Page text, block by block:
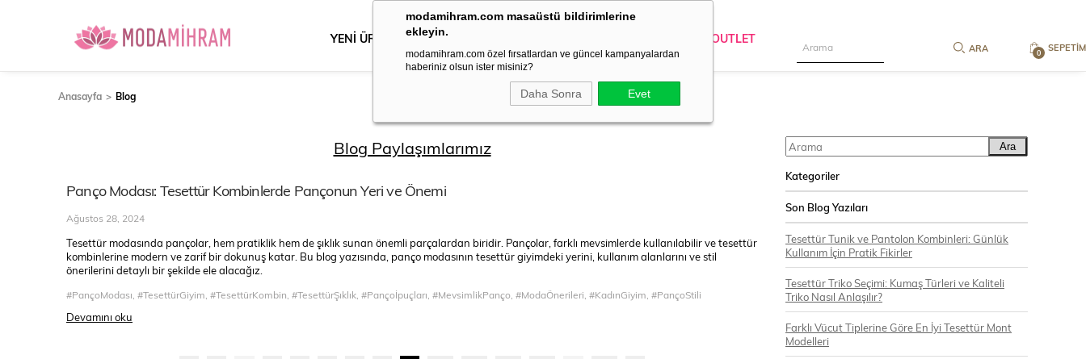
modamihram.com masaüstü bildirimlerine
ekleyin.
modamihram.com özel fırsatlardan ve güncel kampanyalardan
haberiniz olsun ister misiniz?
Daha Sonra Evet
SEPETIM
0
YENİ ÜRÜNLER DIŞ GİYİM OUTLET
Anasayfa Blog
Blog Paylaşımlarımız
Panço Modası: Tesettür Kombinlerde Pançonun Yeri ve Önemi
Ağustos 28, 2024
Tesettür modasında pançolar, hem pratiklik hem de şıklık sunan önemli parçalardan biridir. Pançolar, farklı mevsimlerde kullanılabilir ve tesettür
kombinlerine modern ve zarif bir dokunuş katar. Bu blog yazısında, panço modasının tesettür giyimdeki yerini, kullanım alanlarını ve stil
önerilerini detaylı bir şekilde ele alacağız.
#PançoModası, #TesettürGiyim, #TesettürKombin, #TesettürŞıklık, #Pançoİpuçları, #MevsimlikPanço, #ModaÖnerileri, #KadınGiyim, #PançoStili
Devamını oku
Ara
Kategoriler
Son Blog Yazıları
Tesettür Tunik ve Pantolon Kombinleri: Günlük
Kullanım İçin Pratik Fikirler
Tesettür Triko Seçimi: Kumaş Türleri ve Kaliteli
Triko Nasıl Anlaşılır?
Farklı Vücut Tiplerine Göre En İyi Tesettür Mont
Modelleri